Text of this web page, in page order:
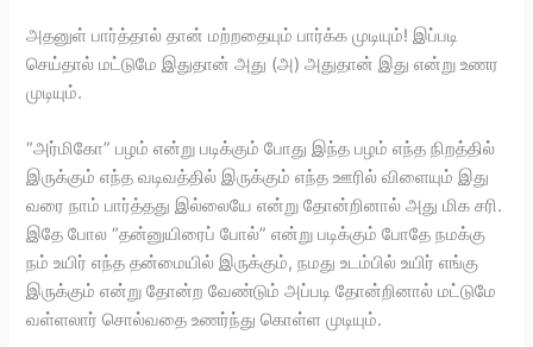
அதனுள் பார்த்தால் தான் மற்றதையும் பார்க்க முடியும்! இப்படி
செய்தால் மட்டுமே இதுதான் அது (அ) அதுதான் இது என்று உணர
முடியும்.
“அர்மிகோ” பழம் என்று படிக்கும் போது இந்த பழம் எந்த நிறத்தில்
இருக்கும் எந்த வடிவத்தில் இருக்கும் எந்த ஊரில் விளையும் இது
வரை நாம் பார்த்தது இல்லையே என்று தோன்றினால் அது மிக சரி.
இதே போல “தன்னுயிரைப் போல்” என்று படிக்கும் போதே நமக்கு
நம் உயிர் எந்த தன்மையில் இருக்கும், நமது உடம்பில் உயிர் எங்கு
இருக்கும் என்று தோன்ற வேண்டும் அப்படி தோன்றினால் மட்டுமே
வள்ளலார் சொல்வதை உணர்ந்து கொள்ள முடியும்.